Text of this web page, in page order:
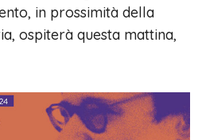
in prossimità della
ospiterà questa mattina,